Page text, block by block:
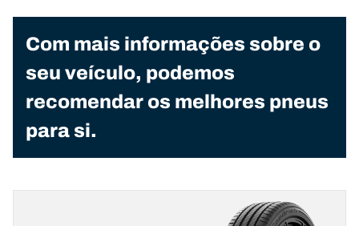
Com mais informações sobre o
seu veículo, podemos
recomendar os melhores pneus
para si.